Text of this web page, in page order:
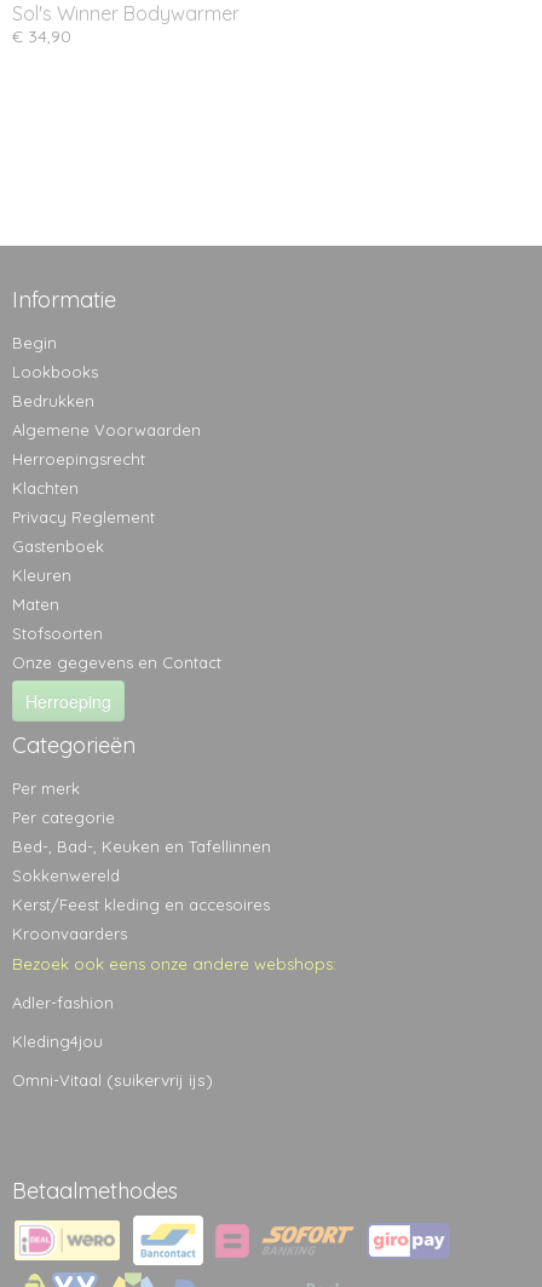
Sol's Winner Bodywarmer
€ 34,90
Informatie
Begin
Lookbooks
Bedrukken
Algemene Voorwaarden
Herroepingsrecht
Klachten
Privacy Reglement
Gastenboek
Kleuren
Maten
Stofsoorten
Onze gegevens en Contact
Herroeping
Categorieën
Per merk
Per categorie
Bed-, Bad-, Keuken en Tafellinnen
Sokkenwereld
Kerst/Feest kleding en accesoires
Kroonvaarders
Bezoek ook eens onze andere webshops:
Adler-fashion
Kleding4jou
Omni-Vitaal (suikervrij ijs)
Betaalmethodes